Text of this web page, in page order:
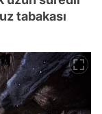
tabakası